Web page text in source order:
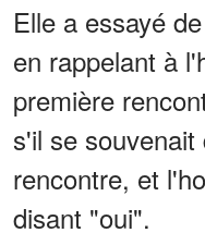
Elle a essayé
en rappelant à
première
s'il se
rencontre, et
disant "oui".